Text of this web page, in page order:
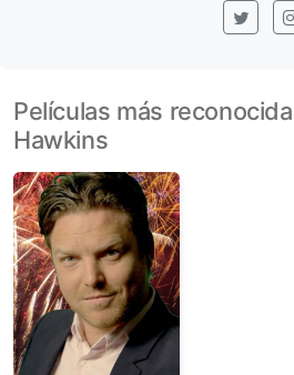
X
Películas más
Hawkins